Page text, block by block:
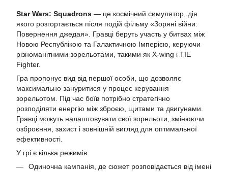
Star Wars: Squadrons — це космічний симулятор, дія
якого розгортається після подій фільму «Зоряні війни:
Повернення джедая». Гравці беруть участь у битвах між
Новою Республікою та Галактичною Імперією, керуючи
різноманітними зорельотами, такими як X-wing і TIE
Fighter.
Гра пропонує вид від першої особи, що дозволяє
максимально зануритися у процес керування
зорельотом. Під час боїв потрібно стратегічно
розподіляти енергію між зброєю, щитами та двигунами.
Гравці можуть налаштовувати свої зорельоти, змінюючи
озброєння, захист і зовнішній вигляд для оптимальної
ефективності.
У грі є кілька режимів:
Одиночна кампанія, де сюжет розповідається від імені